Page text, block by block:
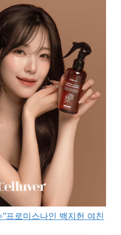
프로미스나인 백지헌 여친